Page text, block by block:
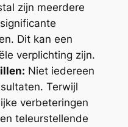
zijn meerdere
Dit kan een
verplichting zijn.
Niet iedereen
Terwijl
verbeteringen
teleurstellende